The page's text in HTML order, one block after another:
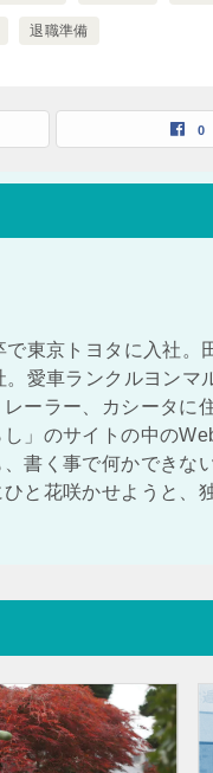
退職準備
0
で東京トヨタに入社。
。愛車ランクルヨンマ
ーラー、カシータに
し」のサイトの中の
書く事で何かできな
と花咲かせようと、